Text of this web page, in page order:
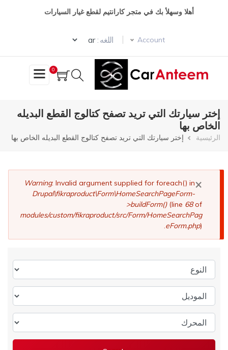
أهلا وسهلأ بك في متجر كارانتيم لقطع غيار السيارات
Account اللغه :
Select your language
0
إختر سيارتك التي تريد تصفح كتالوج القطع البديله
الخاص بها
مسار
الرئيسية إختر سيارتك التي تريد تصفح كتالوج القطع البديله الخاص بها
×
رسالة
الخطأ
Warning: Invalid argument supplied for foreach() in
Drupal\fikraproduct\Form\HomeSearchPageForm-
>buildForm()(line 68of
modules/custom/fikraproduct/src/Form/HomeSearchPag
eForm.php).
النوع
الموديل
المحرك